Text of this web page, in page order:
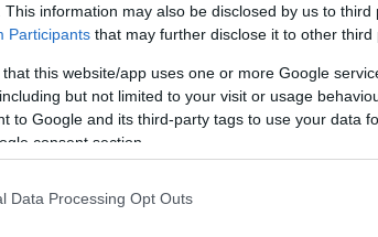
This information may also be disclosed by us to third
Participants that may further disclose it to other third
that this website/app uses one or more Google
but not limited to your visit or usage
to Google and its third-party tags to use your data
consent section.
Data Processing Opt Outs
Sumar intenta salvar la prórroga
alquiler con bonificaciones e IVA
franquiciado
Junts confirma que no apoyará la convalidación del
sobre alquileres mientras Sumar y Bustinduy ofrecen
medidas para atraer su voto